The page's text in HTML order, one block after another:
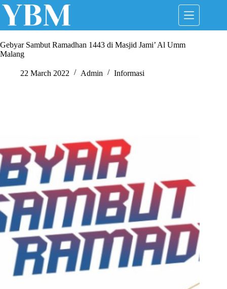
Skip
Gebyar Sambut Ramadhan 1443 di Masjid Jami’ Al Umm
Malang
22 March 2022 Admin Informasi